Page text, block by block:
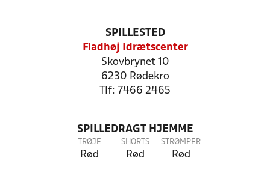
SPILLESTED
Fladhøj Idrætscenter
Skovbrynet 10
6230 Rødekro
Tlf: 7466 2465
SPILLEDRAGT HJEMME
TRØJE
Rød
SHORTS
Rød
STRØMPER
Rød